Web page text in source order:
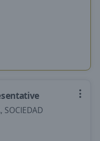
SOCIEDAD